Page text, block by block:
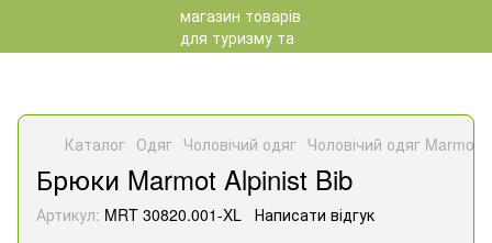
Каталог Одяг Чоловічий одяг Чоловічий одяг Marmot
Брюки Marmot Alpinist Bib
Артикул: MRT 30820.001-XL Написати відгук